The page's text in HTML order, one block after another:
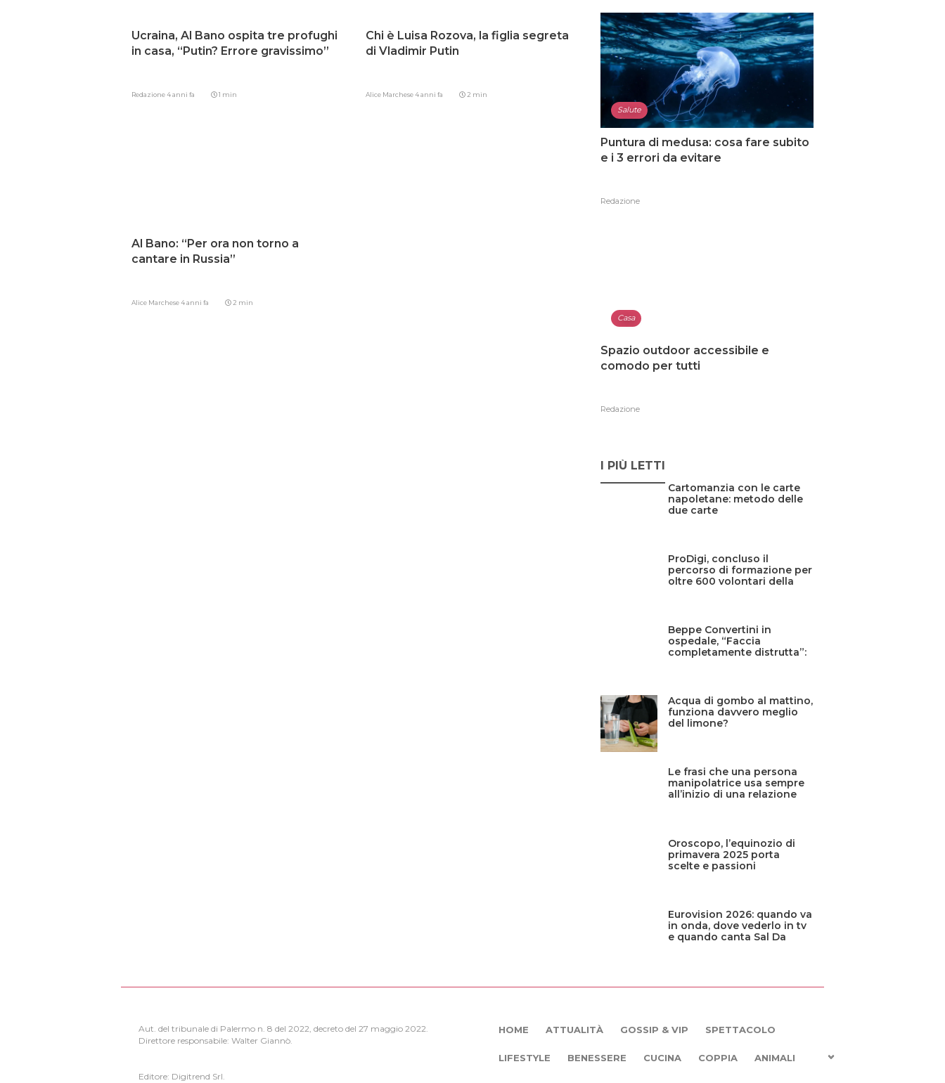
Ucraina, Al Bano ospita tre profughi
in casa, “Putin? Errore gravissimo”
Redazione4 anni fa 1 min
Chi è Luisa Rozova, la figlia segreta
di Vladimir Putin
Alice Marchese4 anni fa 2 min
Al Bano: “Per ora non torno a
cantare in Russia”
Alice Marchese4 anni fa 2 min
Salute
Puntura di medusa: cosa fare subito
e i 3 errori da evitare
Redazione
Casa
Spazio outdoor accessibile e
comodo per tutti
Redazione
I PIÙ LETTI
Cartomanzia con le carte
napoletane: metodo delle
due carte
ProDigi, concluso il
percorso di formazione per
oltre 600 volontari della
Beppe Convertini in
ospedale, “Faccia
completamente distrutta”:
Acqua di gombo al mattino,
funziona davvero meglio
del limone?
Le frasi che una persona
manipolatrice usa sempre
all’inizio di una relazione
Oroscopo, l’equinozio di
primavera 2025 porta
scelte e passioni
Eurovision 2026: quando va
in onda, dove vederlo in tv
e quando canta Sal Da
Aut. del tribunale di Palermo n. 8 del 2022, decreto del 27 maggio 2022.
Direttore responsabile: Walter Giannò.
Editore: Digitrend Srl.
HOME ATTUALITÀ GOSSIP & VIP SPETTACOLO
LIFESTYLE BENESSERE CUCINA COPPIA ANIMALI